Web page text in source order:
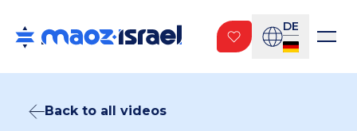
DE
Back to all videos